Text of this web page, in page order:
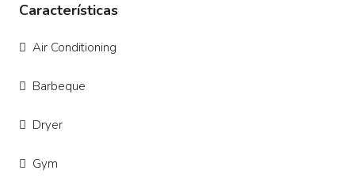
Características
Air Conditioning
Barbeque
Dryer
Gym